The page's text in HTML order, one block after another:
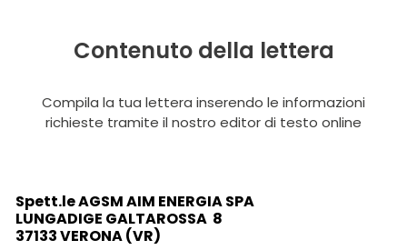
Contenuto della lettera
Compila la tua lettera inserendo le informazioni
richieste tramite il nostro editor di testo online
Spett.le AGSM AIM ENERGIA SPA
LUNGADIGE GALTAROSSA 8
37133 VERONA (VR)